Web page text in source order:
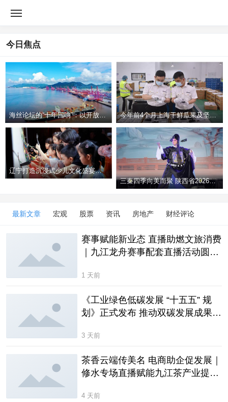
浙江嘉兴南湖机场首条国际货运航线正式开通
今日焦点
海丝论坛的“十年回响”：以开放之姿 共促港航 今年前4个月上海干鲜瓜果及坚果出口货值同比增
辽宁打造沉浸式少儿文化盛宴迎“六一”儿童节
三秦四季向美而聚 陕西省2026年文化馆服务
最新文章 宏观 股票 资讯 房地产 财经评论
赛事赋能新业态 直播助燃文旅消费
｜九江龙舟赛事配套直播活动圆满
1 天前
《工业绿色低碳发展 “十五五” 规
划》正式发布 推动双碳发展成果普
3 天前
茶香云端传美名 电商助企促发展｜
修水专场直播赋能九江茶产业提质
4 天前